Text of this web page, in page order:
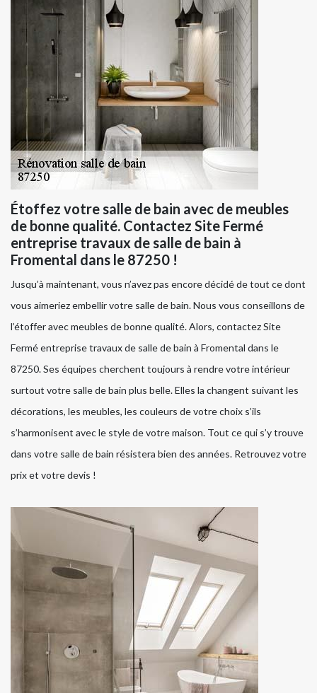
Étoffez votre salle de bain avec de meubles
de bonne qualité. Contactez Site Fermé
entreprise travaux de salle de bain à
Fromental dans le 87250 !
Jusqu’à maintenant, vous n’avez pas encore décidé de tout ce dont
vous aimeriez embellir votre salle de bain. Nous vous conseillons de
l’étoffer avec meubles de bonne qualité. Alors, contactez Site
Fermé entreprise travaux de salle de bain à Fromental dans le
87250. Ses équipes cherchent toujours à rendre votre intérieur
surtout votre salle de bain plus belle. Elles la changent suivant les
décorations, les meubles, les couleurs de votre choix s’ils
s’harmonisent avec le style de votre maison. Tout ce qui s’y trouve
dans votre salle de bain résistera bien des années. Retrouvez votre
prix et votre devis !